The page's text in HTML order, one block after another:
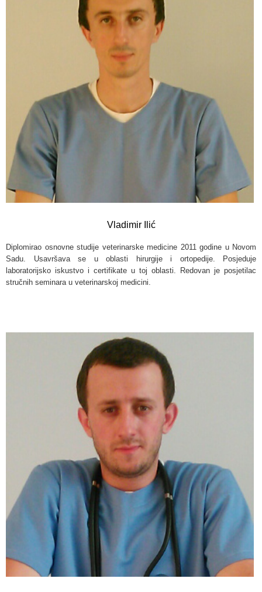
Vladimir Ilić
Diplomirao osnovne studije veterinarske medicine 2011 godine u Novom
Sadu. Usavršava se u oblasti hirurgije i ortopedije. Posjeduje
laboratorijsko iskustvo i certifikate u toj oblasti. Redovan je posjetilac
stručnih seminara u veterinarskoj medicini.